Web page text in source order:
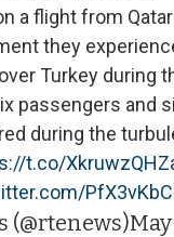
a flight from
they
Turkey during
passengers and
during the
t.co/
(@rtenews)